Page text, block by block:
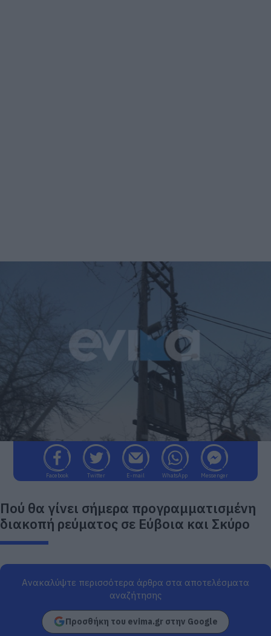
Facebook Twitter E-mail WhatsApp Messenger
Πού θα γίνει σήμερα προγραμματισμένη
διακοπή ρεύματος σε Εύβοια και Σκύρο
Ανακαλύψτε περισσότερα άρθρα στα αποτελέσματα
αναζήτησης
Προσθήκη του evima.gr στην Google